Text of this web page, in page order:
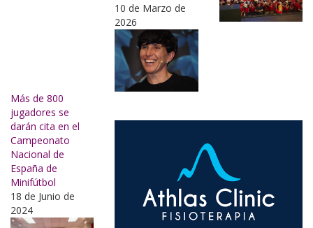
10 de Marzo de
2026
Más de 800
jugadores se
darán cita en el
Campeonato
Nacional de
España de
Minifútbol
18 de Junio de
2024